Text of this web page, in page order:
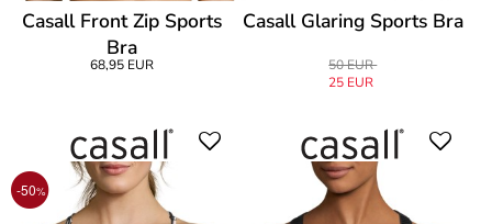
Casall Front Zip Sports
Bra
68,95 EUR
Casall Glaring Sports Bra
50 EUR
25 EUR
-50%